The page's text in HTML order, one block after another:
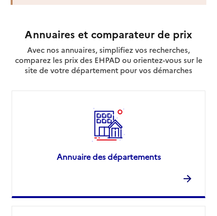
Annuaires et comparateur de prix
Avec nos annuaires, simplifiez vos recherches,
comparez les prix des EHPAD ou orientez-vous sur le
site de votre département pour vos démarches
Annuaire des départements